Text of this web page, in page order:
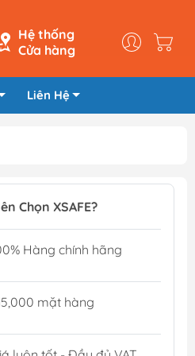
Hệ thống
Cửa hàng
Liên Hệ
Chọn XSAFE?
Hàng chính hãng
mặt hàng